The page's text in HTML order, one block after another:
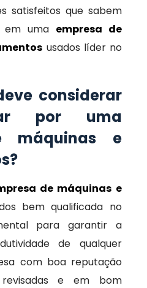
satisfeitos que sabem
em uma empresa de
usados líder no
considerar
por uma
máquinas e
de máquinas e
bem qualificada no
para garantir a
de qualquer
com boa reputação
e em bom